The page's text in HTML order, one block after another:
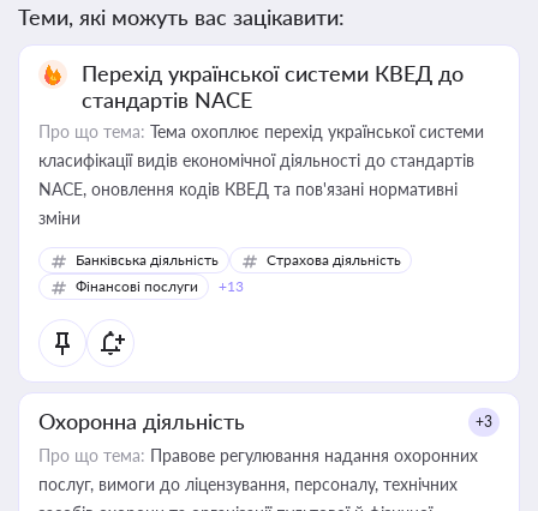
Теми, які можуть вас зацікавити:
Перехід української системи КВЕД до
стандартів NACE
Про що тема: Тема охоплює перехід української системи
класифікації видів економічної діяльності до стандартів
NACE, оновлення кодів КВЕД та пов'язані нормативні
зміни
Банківська діяльність
Страхова діяльність
Фінансові послуги
+13
Охоронна діяльність +3
Про що тема: Правове регулювання надання охоронних
послуг, вимоги до ліцензування, персоналу, технічних